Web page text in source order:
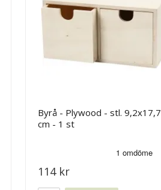
Byrå - Plywood - stl. 9,2x17,7
cm - 1 st
114 kr